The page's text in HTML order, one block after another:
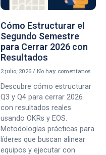
Cómo Estructurar el
Segundo Semestre
para Cerrar 2026 con
Resultados
2 julio, 2026 No hay comentarios
Descubre cómo estructurar
Q3 y Q4 para cerrar 2026
con resultados reales
usando OKRs y EOS.
Metodologías prácticas para
líderes que buscan alinear
equipos y ejecutar con